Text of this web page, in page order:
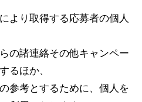
より取得する応募者の個人
の諸連絡その他キャンペー
るほか、
参考とするために、個人を